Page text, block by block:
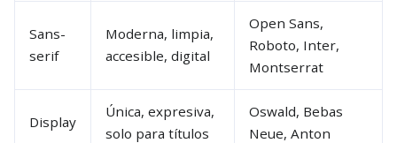
Sans-
serif
Moderna, limpia,
accesible, digital
Open Sans,
Roboto, Inter,
Montserrat
Display
Única, expresiva,
solo para títulos
Oswald, Bebas
Neue, Anton